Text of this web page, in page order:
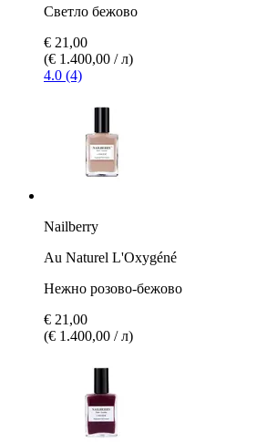
Светло бежово
€ 21,00
(€ 1.400,00 / л)
4.0 (4)
Nailberry
Au Naturel L'Oxygéné
Нежно розово-бежово
€ 21,00
(€ 1.400,00 / л)